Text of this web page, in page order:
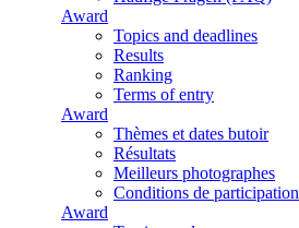
Award
Topics and deadlines
Results
Ranking
Terms of entry
Award
Thèmes et dates butoir
Résultats
Meilleurs photographes
Conditions de participation
Award